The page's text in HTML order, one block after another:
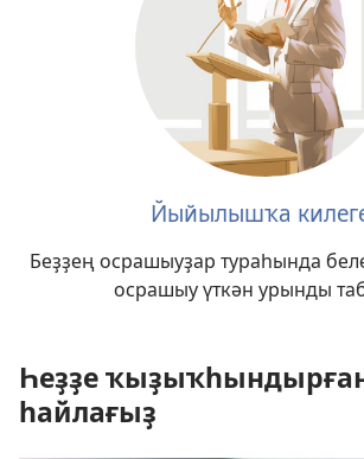
Йыйылышҡа
Беҙҙең осрашыуҙар тураһында
осрашыу үткән урынды
Һеҙҙе
һайлағыҙ